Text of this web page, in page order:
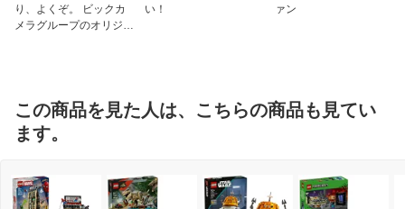
り、よくぞ。 ビックカ
メラグループのオリジナ
い！
ァン
この商品を見た人は、こちらの商品も見てい
ます。